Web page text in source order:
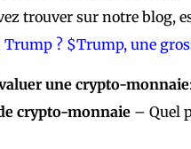
trouver sur notre blog,
? $Trump, une
une crypto-monnaie
crypto-monnaie – Quel